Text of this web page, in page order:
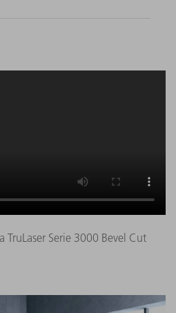
TruLaser Serie 3000 Bevel Cut